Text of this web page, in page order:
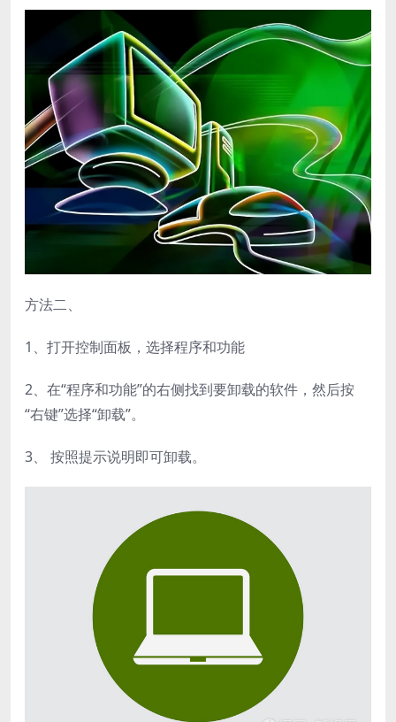
方法二、
1、打开控制面板，选择程序和功能
2、在“程序和功能”的右侧找到要卸载的软件，然后按
“右键”选择“卸载”。
3、 按照提示说明即可卸载。